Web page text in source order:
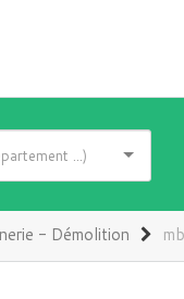
- Démolition